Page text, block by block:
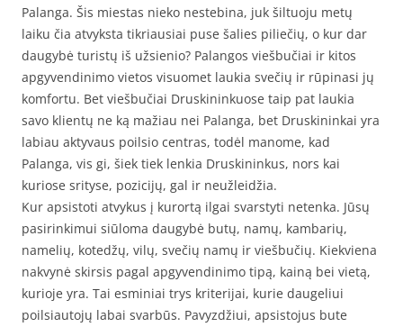
Palanga. Šis miestas nieko nestebina, juk šiltuoju metų
laiku čia atvyksta tikriausiai puse šalies piliečių, o kur dar
daugybė turistų iš užsienio? Palangos viešbučiai ir kitos
apgyvendinimo vietos visuomet laukia svečių ir rūpinasi jų
komfortu. Bet viešbučiai Druskininkuose taip pat laukia
savo klientų ne ką mažiau nei Palanga, bet Druskininkai yra
labiau aktyvaus poilsio centras, todėl manome, kad
Palanga, vis gi, šiek tiek lenkia Druskininkus, nors kai
kuriose srityse, pozicijų, gal ir neužleidžia.
Kur apsistoti atvykus į kurortą ilgai svarstyti netenka. Jūsų
pasirinkimui siūloma daugybė butų, namų, kambarių,
namelių, kotedžų, vilų, svečių namų ir viešbučių. Kiekviena
nakvynė skirsis pagal apgyvendinimo tipą, kainą bei vietą,
kurioje yra. Tai esminiai trys kriterijai, kurie daugeliui
poilsiautojų labai svarbūs. Pavyzdžiui, apsistojus bute